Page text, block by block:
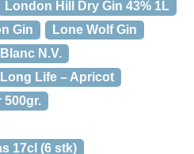
London Hill Dry Gin 43% 1L
Gin
Lone Wolf Gin
N.V.
Long Life – Apricot
500gr.
17cl (6 stk)